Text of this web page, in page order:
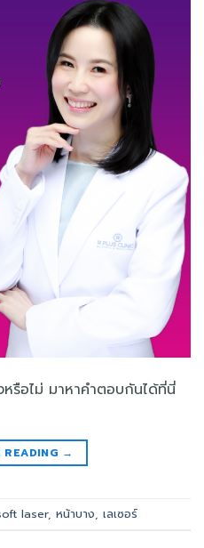
หรือไม่ มาหาคำตอบกันได้ที่นี่
→
laser, หน้าบาง, เลเซอร์